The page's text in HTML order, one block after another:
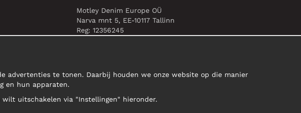
Motley Denim Europe OÜ
Narva mnt 5, EE-10117 Tallinn
Reg: 12356245
advertenties te tonen. Daarbij houden we onze website op die manier
en hun apparaten.
uitschakelen via "Instellingen" hieronder.